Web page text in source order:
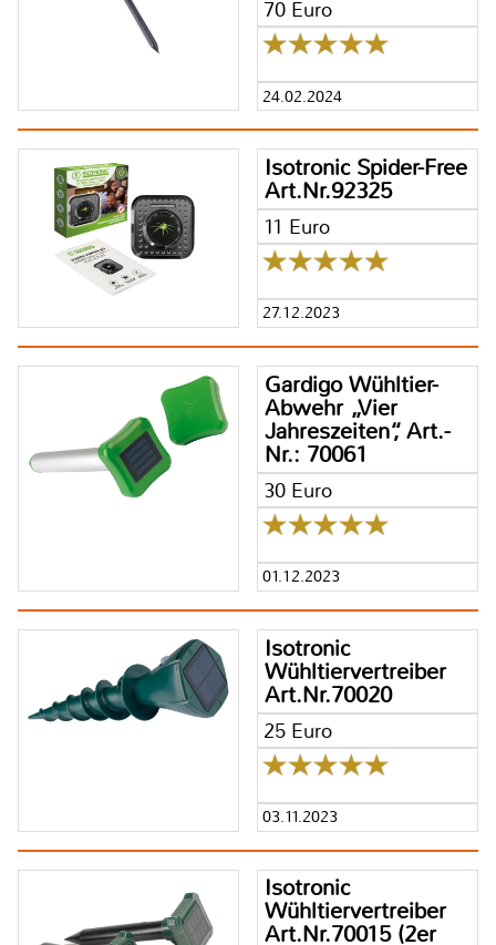
70 Euro
24.02.2024
Isotronic Spider-Free
Art.Nr.92325
11 Euro
27.12.2023
Gardigo Wühltier-
Abwehr „Vier
Jahreszeiten“, Art.-
Nr.: 70061
30 Euro
01.12.2023
Isotronic
Wühltiervertreiber
Art.Nr.70020
25 Euro
03.11.2023
Isotronic
Wühltiervertreiber
Art.Nr.70015 (2er